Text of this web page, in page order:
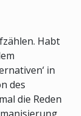
Habt
in
des
die Reden